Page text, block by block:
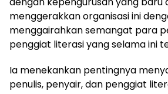
menggerakkan organisasi ini
menggairahkan semangat para
penggiat literasi yang selama ini
Ia menekankan pentingnya
penulis, penyair, dan penggiat